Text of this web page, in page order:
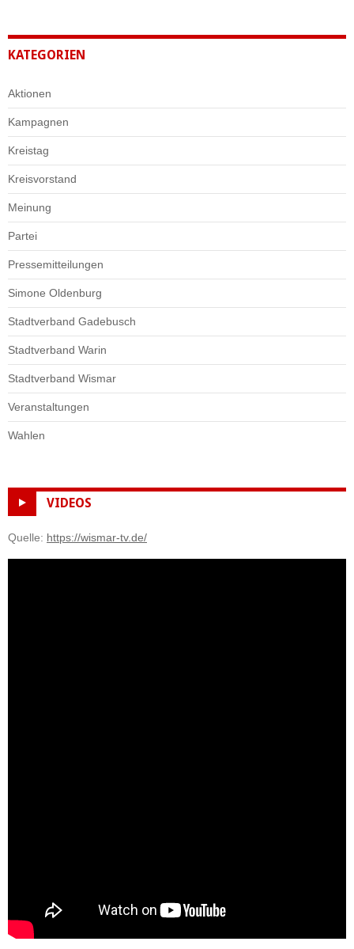
KATEGORIEN
Aktionen
Kampagnen
Kreistag
Kreisvorstand
Meinung
Partei
Pressemitteilungen
Simone Oldenburg
Stadtverband Gadebusch
Stadtverband Warin
Stadtverband Wismar
Veranstaltungen
Wahlen
VIDEOS
Quelle: https://wismar-tv.de/